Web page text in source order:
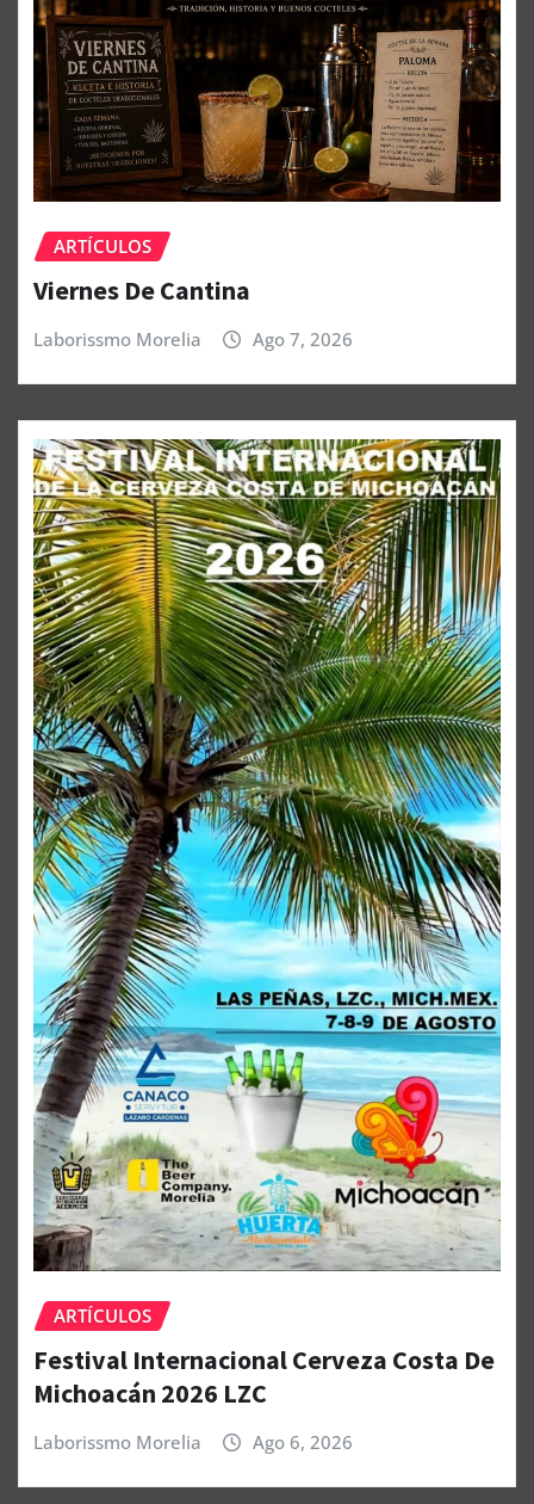
ARTÍCULOS
Viernes De Cantina
Laborissmo Morelia Ago 7, 2026
ARTÍCULOS
Festival Internacional Cerveza Costa De
Michoacán 2026 LZC
Laborissmo Morelia Ago 6, 2026